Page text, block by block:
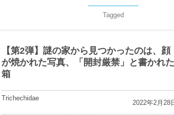
Tagged
【第2弾】謎の家から見つかったのは、顔
が焼かれた写真、「開封厳禁」と書かれた
箱
Trichechidae
2022年2月28